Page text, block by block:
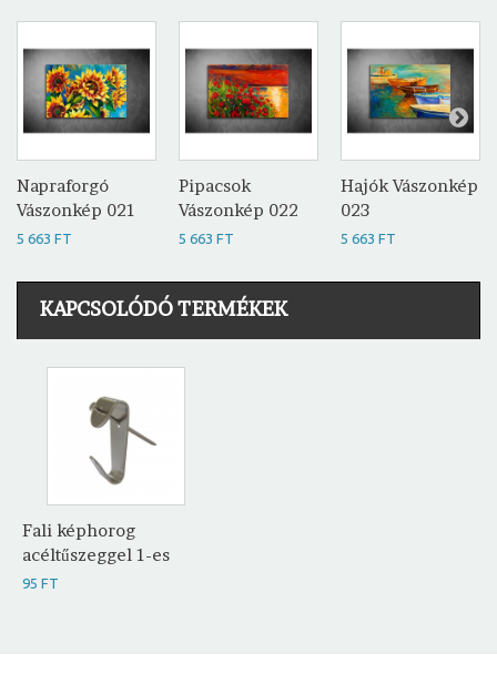
Napraforgó
Vászonkép 021
5 663 FT
Pipacsok
Vászonkép 022
5 663 FT
Hajók Vászonkép
023
5 663 FT
KAPCSOLÓDÓ TERMÉKEK
Fali képhorog
acéltűszeggel 1-es
95 FT